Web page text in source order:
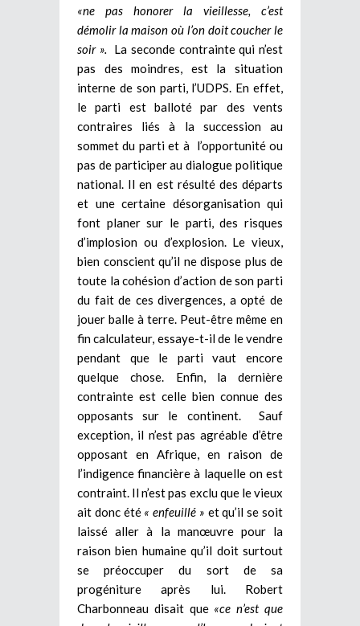
«ne pas honorer la vieillesse, c’est
démolir la maison où l’on doit coucher le
soir ».
La seconde contrainte qui n’est
pas des moindres, est la situation
interne de son parti, l’UDPS. En effet,
le parti est balloté par des vents
contraires liés à la succession au
sommet du parti et à l’opportunité ou
pas de participer au dialogue politique
national. Il en est résulté des départs
et une certaine désorganisation qui
font planer sur le parti, des risques
d’implosion ou d’explosion. Le vieux,
bien conscient qu’il ne dispose plus de
toute la cohésion d’action de son parti
du fait de ces divergences, a opté de
jouer balle à terre. Peut-être même en
fin calculateur, essaye-t-il de le vendre
pendant que le parti vaut encore
quelque chose. Enfin, la dernière
contrainte est celle bien connue des
opposants sur le continent. Sauf
exception, il n’est pas agréable d’être
opposant en Afrique, en raison de
l’indigence financière à laquelle on est
contraint. Il n’est pas exclu que le vieux
ait donc été « enfeuillé » et qu’il se soit
laissé aller à la manœuvre pour la
raison bien humaine qu’il doit surtout
se préoccuper du sort de sa
progéniture après lui. Robert
Charbonneau disait que «ce n’est que